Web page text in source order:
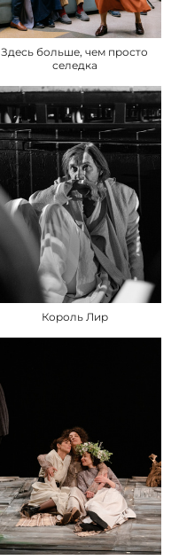
Здесь больше, чем просто
селедка
Король Лир